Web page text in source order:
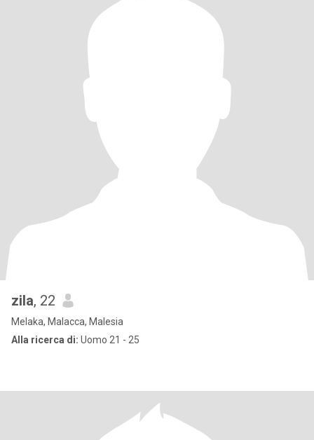
zila, 22
Melaka, Malacca, Malesia
Alla ricerca di: Uomo 21 - 25